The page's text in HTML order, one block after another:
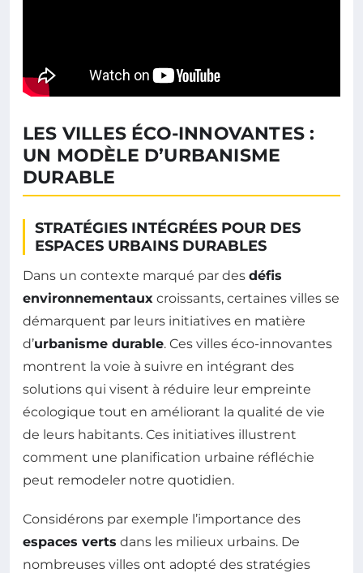
LES VILLES ÉCO-INNOVANTES :
UN MODÈLE D’URBANISME
DURABLE
STRATÉGIES INTÉGRÉES POUR DES
ESPACES URBAINS DURABLES
Dans un contexte marqué par des défis
environnementaux croissants, certaines villes se
démarquent par leurs initiatives en matière
d’urbanisme durable. Ces villes éco-innovantes
montrent la voie à suivre en intégrant des
solutions qui visent à réduire leur empreinte
écologique tout en améliorant la qualité de vie
de leurs habitants. Ces initiatives illustrent
comment une planification urbaine réfléchie
peut remodeler notre quotidien.
Considérons par exemple l’importance des
espaces verts dans les milieux urbains. De
nombreuses villes ont adopté des stratégies